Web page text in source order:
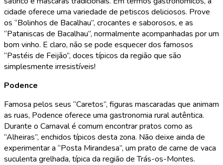
cidade oferece uma variedade de petiscos deliciosos. Prove
os “Bolinhos de Bacalhau”, crocantes e saborosos, e as
“Pataniscas de Bacalhau”, normalmente acompanhadas por um
bom vinho. E claro, não se pode esquecer dos famosos
“Pastéis de Feijão”, doces típicos da região que são
simplesmente irresistíveis!
Podence
Famosa pelos seus “Caretos”, figuras mascaradas que animam
as ruas, Podence oferece uma gastronomia rural autêntica.
Durante o Carnaval é comum encontrar pratos como as
“Alheiras”, enchidos típicos desta zona. Não deixe ainda de
experimentar a “Posta Mirandesa”, um prato de carne de vaca
suculenta grelhada, típica da região de Trás-os-Montes.